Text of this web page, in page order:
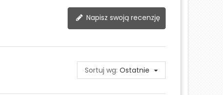
Napisz swoją recenzję
Sortuj wg: Ostatnie